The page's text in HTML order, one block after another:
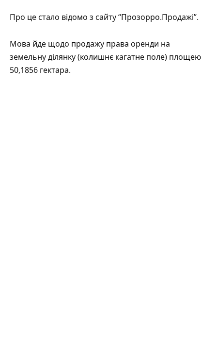
Про це стало відомо з сайту“Прозорро.Продажі”.
Мова йде щодо продажу права оренди на
земельну ділянку (колишнє кагатне поле) площею
50,1856 гектара.